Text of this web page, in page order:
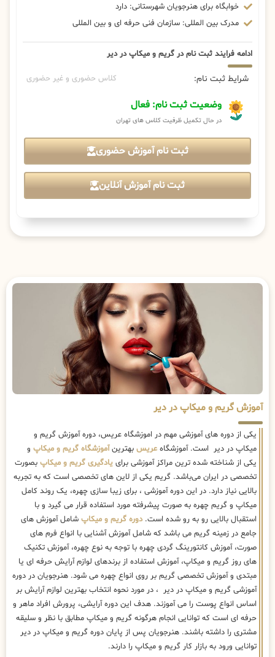
خوابگاه برای هنرجویان شهرستانی: دارد
مدرک بین المللی: سازمان فنی حرفه ای و بین المللی
ادامه فرایند ثبت نام در گریم و میکاپ در دیر
شرایط ثبت نام: کلاس حضوری و غیر حضوری
وضعیت ثبت نام: فعال
در حال تکمیل ظرفیت کلاس های تهران
ثبت نام آموزش حضوری
ثبت نام آموزش آنلاین
آموزش گریم و میکاپ در دیر
یکی از دوره های آموزشی مهم در اموزشگاه عریس، دوره آموزش گریم و
میکاپ در دیر است. آموزشگاه عریس بهترینآموزشگاه گریم و میکاپ و
یکی از شناخته شده ترین مراکز آموزشی برای یادگیری گریم و میکاپ بصورت
تخصصی در ایران می‌باشد. گریم یکی از لاین های تخصصی است که به تجربه
بالایی نیاز دارد. در این دوره آموزشی ، برای زیبا سازی چهره، یک روند کامل
میکاپ و گریم چهره به صورت پیشرفته مورد استفاده قرار می گیرد و با
استقبال بالایی رو به رو شده است.دوره گریم و میکاپ شامل آموزش های
جامع در زمینه گریم می باشد که شامل آموزش آشنایی با انواع فرم های
صورت، آموزش کانتورینگ گردی چهره با توجه به نوع چهره، آموزش تکنیک
های روز گریم و میکاپ، آموزش استفاده از برندهای لوازم آرایش حرفه ای یا
مبتدی و آموزش تخصصی گریم بر روی انواع چهره می شود. هنرجویان در دوره
آموزشی گریم و میکاپ در دیر ، در مورد نحوه انتخاب بهترین لوازم آرایش بر
اساس انواع پوست را می آموزند. هدف این دوره آرایشی، پرورش افراد ماهر و
حرفه ای است که توانایی انجام هرگونه گریم و میکاپ مطابق با نظر و سلیقه
مشتری را داشته باشند. هنرجویان پس از پایان دوره گریم و میکاپ در دیر
توانایی ورود به بازار کار گریم و میکاپ را دارند.